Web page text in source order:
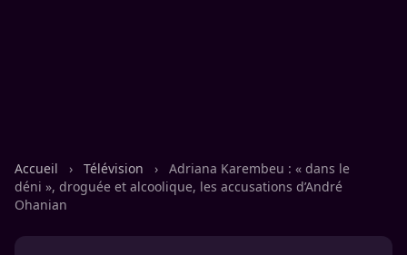
Accueil › Télévision ›
Adriana Karembeu : « dans le
déni », droguée et alcoolique, les accusations d’André
Ohanian